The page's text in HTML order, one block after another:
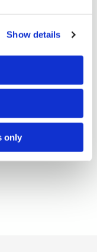
Show details
only